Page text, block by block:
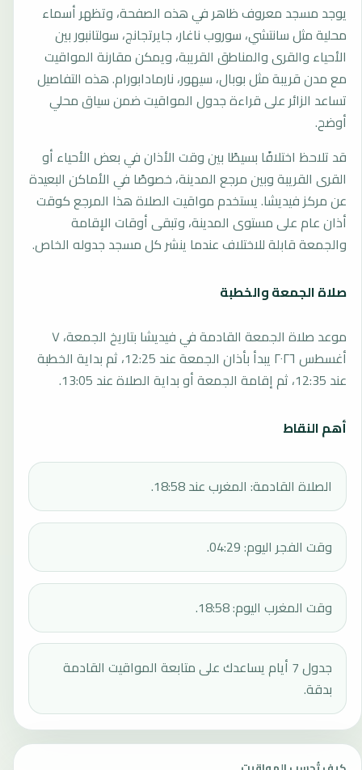
يوجد مسجد معروف ظاهر في هذه الصفحة، وتظهر أسماء
محلية مثل سانتشي، سوروب ناغار، جايرتجانج، سولتانبور بين
الأحياء والقرى والمناطق القريبة، ويمكن مقارنة المواقيت
مع مدن قريبة مثل بوبال، سيهور، نارمادابورام. هذه التفاصيل
تساعد الزائر على قراءة جدول المواقيت ضمن سياق محلي
أوضح.
قد تلاحظ اختلافًا بسيطًا بين وقت الأذان في بعض الأحياء أو
القرى القريبة وبين مرجع المدينة، خصوصًا في الأماكن البعيدة
عن مركز فيديشا. يستخدم مواقيت الصلاة هذا المرجع كوقت
أذان عام على مستوى المدينة، وتبقى أوقات الإقامة
والجمعة قابلة للاختلاف عندما ينشر كل مسجد جدوله الخاص.
صلاة الجمعة والخطبة
موعد صلاة الجمعة القادمة في فيديشا بتاريخ الجمعة، ٧
أغسطس ٢٠٢٦ يبدأ بأذان الجمعة عند 12:25، ثم بداية الخطبة
عند 12:35، ثم إقامة الجمعة أو بداية الصلاة عند 13:05.
أهم النقاط
الصلاة القادمة: المغرب عند 18:58.
وقت الفجر اليوم: 04:29.
وقت المغرب اليوم: 18:58.
جدول 7 أيام يساعدك على متابعة المواقيت القادمة
بدقة.